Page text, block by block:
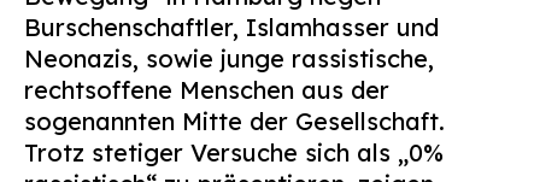
Burschenschaftler, Islamhasser und
Neonazis, sowie junge rassistische,
rechtsoffene Menschen aus der
sogenannten Mitte der Gesellschaft.
Trotz stetiger Versuche sich als „0%